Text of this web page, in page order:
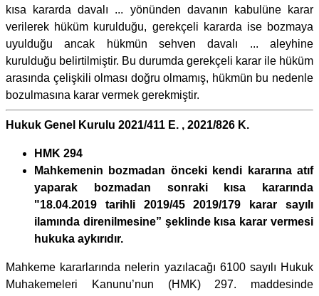
kısa kararda davalı ... yönünden davanın kabulüne karar
verilerek hüküm kurulduğu, gerekçeli kararda ise bozmaya
uyulduğu ancak hükmün sehven davalı ... aleyhine
kurulduğu belirtilmiştir. Bu durumda gerekçeli karar ile hüküm
arasında çelişkili olması doğru olmamış, hükmün bu nedenle
bozulmasına karar vermek gerekmiştir.
Hukuk Genel Kurulu 2021/411 E. , 2021/826 K.
HMK 294
Mahkemenin bozmadan önceki kendi kararına atıf
yaparak bozmadan sonraki kısa kararında
"18.04.2019 tarihli 2019/45 2019/179 karar sayılı
ilamında direnilmesine” şeklinde kısa karar vermesi
hukuka aykırıdır.
Mahkeme kararlarında nelerin yazılacağı 6100 sayılı Hukuk
Muhakemeleri Kanunu’nun (HMK) 297. maddesinde